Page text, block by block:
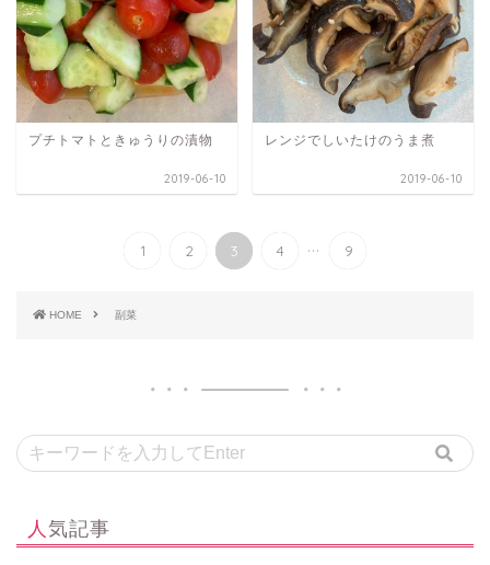
プチトマトときゅうりの漬物
2019-06-10
レンジでしいたけのうま煮
2019-06-10
1 2 3 4 ... 9
HOME 副菜
人気記事